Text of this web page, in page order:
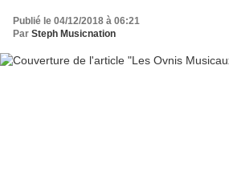
Publié le 04/12/2018 à 06:21
Par Steph Musicnation